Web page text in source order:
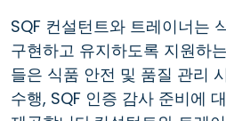
SQF 컨설턴트와 트레이너는
구현하고 유지하도록 지원하
들은 식품 안전 및 품질 관리
수행, SQF 인증 감사 준비에